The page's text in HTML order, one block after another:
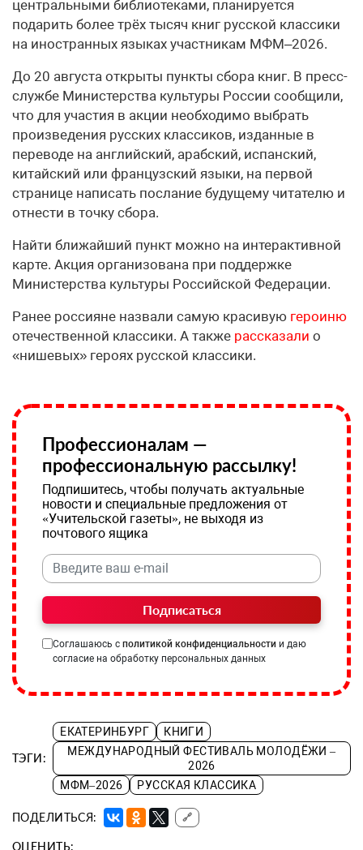
центральными библиотеками, планируется
подарить более трёх тысяч книг русской классики
на иностранных языках участникам МФМ–2026.
До 20 августа открыты пункты сбора книг. В пресс-
службе Министерства культуры России сообщили,
что для участия в акции необходимо выбрать
произведения русских классиков, изданные в
переводе на английский, арабский, испанский,
китайский или французский языки, на первой
странице написать послание будущему читателю и
отнести в точку сбора.
Найти ближайший пункт можно на интерактивной
карте. Акция организована при поддержке
Министерства культуры Российской Федерации.
Ранее россияне назвали самую красивую героиню
отечественной классики. А также рассказали о
«нишевых» героях русской классики.
Профессионалам —
профессиональную рассылку!
Подпишитесь, чтобы получать актуальные
новости и специальные предложения от
«Учительской газеты», не выходя из
почтового ящика
Подписаться
Соглашаюсь с политикой конфиденциальности и даю
согласие на обработку персональных данных
ТЭГИ:
ЕКАТЕРИНБУРГ
КНИГИ
МЕЖДУНАРОДНЫЙ ФЕСТИВАЛЬ МОЛОДЁЖИ –
2026
МФМ–2026
РУССКАЯ КЛАССИКА
ПОДЕЛИТЬСЯ: 🔗
ОЦЕНИТЬ: